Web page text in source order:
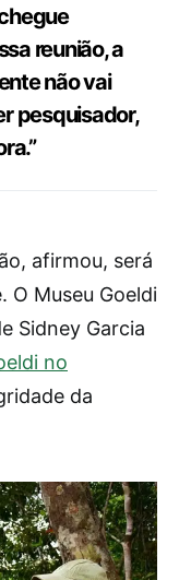
reunião, a
não vai
pesquisador,
afirmou, será
O Museu Goeldi
Sidney Garcia
no
da